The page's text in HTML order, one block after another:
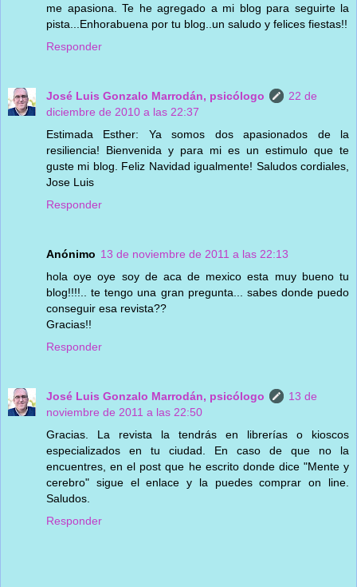
me apasiona. Te he agregado a mi blog para seguirte la
pista...Enhorabuena por tu blog..un saludo y felices fiestas!!
Responder
José Luis Gonzalo Marrodán, psicólogo
22 de
diciembre de 2010 a las 22:37
Estimada Esther: Ya somos dos apasionados de la
resiliencia! Bienvenida y para mi es un estimulo que te
guste mi blog. Feliz Navidad igualmente! Saludos cordiales,
Jose Luis
Responder
Anónimo 13 de noviembre de 2011 a las 22:13
hola oye oye soy de aca de mexico esta muy bueno tu
blog!!!!.. te tengo una gran pregunta... sabes donde puedo
conseguir esa revista??
Gracias!!
Responder
José Luis Gonzalo Marrodán, psicólogo
13 de
noviembre de 2011 a las 22:50
Gracias. La revista la tendrás en librerías o kioscos
especializados en tu ciudad. En caso de que no la
encuentres, en el post que he escrito donde dice "Mente y
cerebro" sigue el enlace y la puedes comprar on line.
Saludos.
Responder